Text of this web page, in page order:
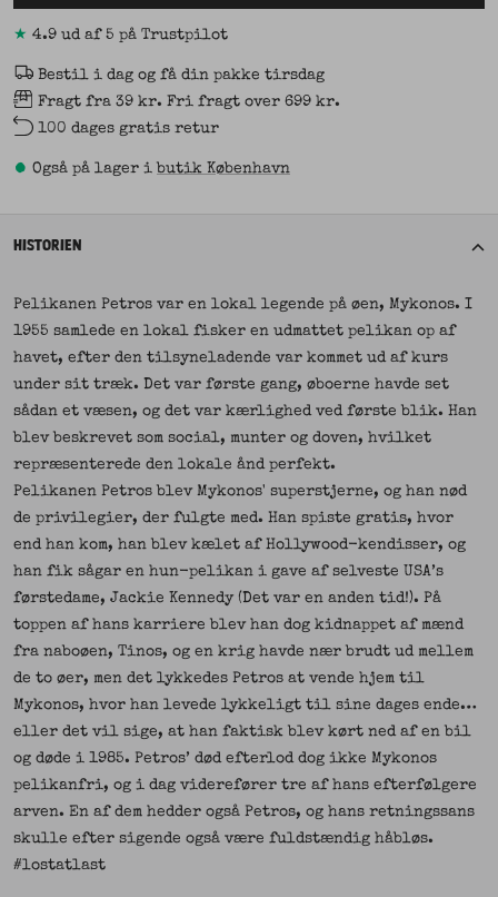
★ 4.9 ud af 5 på Trustpilot
Bestil i dag og få din pakke tirsdag
Fragt fra 39 kr. Fri fragt over 699 kr.
100 dages gratis retur
• Også på lager i butik København
HISTORIEN
Pelikanen Petros var en lokal legende på øen, Mykonos. I
1955 samlede en lokal fisker en udmattet pelikan op af
havet, efter den tilsyneladende var kommet ud af kurs
under sit træk. Det var første gang, øboerne havde set
sådan et væsen, og det var kærlighed ved første blik. Han
blev beskrevet som social, munter og doven, hvilket
repræsenterede den lokale ånd perfekt.
Pelikanen Petros blev Mykonos' superstjerne, og han nød
de privilegier, der fulgte med. Han spiste gratis, hvor
end han kom, han blev kælet af Hollywood-kendisser, og
han fik sågar en hun-pelikan i gave af selveste USA’s
førstedame, Jackie Kennedy (Det var en anden tid!). På
toppen af hans karriere blev han dog kidnappet af mænd
fra naboøen, Tinos, og en krig havde nær brudt ud mellem
de to øer, men det lykkedes Petros at vende hjem til
Mykonos, hvor han levede lykkeligt til sine dages ende…
eller det vil sige, at han faktisk blev kørt ned af en bil
og døde i 1985. Petros’ død efterlod dog ikke Mykonos
pelikanfri, og i dag viderefører tre af hans efterfølgere
arven. En af dem hedder også Petros, og hans retningssans
skulle efter sigende også være fuldstændig håbløs.
#lostatlast